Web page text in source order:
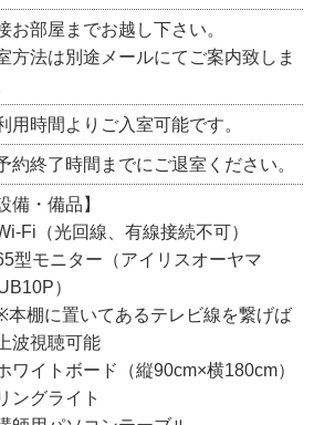
お部屋までお越し下さい。
方法は別途メールにてご案内致しま
用時間よりご入室可能です。
約終了時間までにご退室ください。
備・備品】
Fi（光回線、有線接続不可）
型モニター（アイリスオーヤマ
）
棚に置いてあるテレビ線を繋げば
波視聴可能
ワイトボード（縦90cm×横180cm）
ングライト